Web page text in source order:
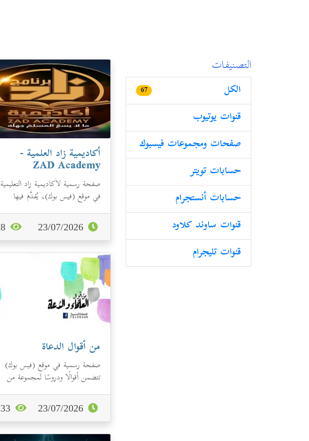
التصنيفات
الكل 67
قنوات یوتیوب
صفحات ومجموعات فیسبوك
حسابات تویتر
حسابات أنستجرام
قنوات ساوند كلاود
قنوات تليجرام
أكاديمية زاد العلمية -
ZAD Academy
صفحة رسمية لأكاديمية زاد التعليمية
في موقع (فيس بوك)، يُقدَّم فيها
نماذج من أعمال الجمعية، إضافة
إلى...
من أقوال الدعاة
صفحة رسمية في موقع (فيس بوك)
تتضمن أقوالًا ودروسًا لمجموعة من
الدعاة، إضافة إلى البطاقات الدعوية
الم...